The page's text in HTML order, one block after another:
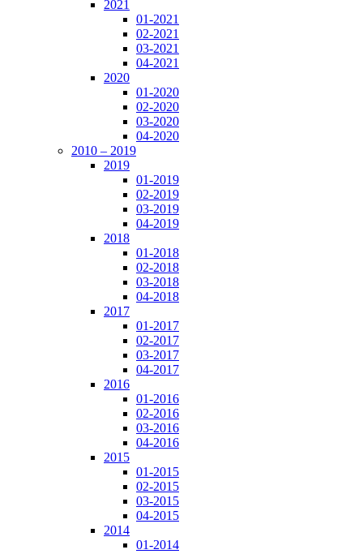
2021
01-2021
02-2021
03-2021
04-2021
2020
01-2020
02-2020
03-2020
04-2020
2010 – 2019
2019
01-2019
02-2019
03-2019
04-2019
2018
01-2018
02-2018
03-2018
04-2018
2017
01-2017
02-2017
03-2017
04-2017
2016
01-2016
02-2016
03-2016
04-2016
2015
01-2015
02-2015
03-2015
04-2015
2014
01-2014